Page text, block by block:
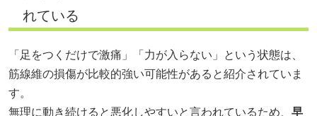
れている
「足をつくだけで激痛」「力が入らない」という状態は、
筋線維の損傷が比較的強い可能性があると紹介されていま
す。
無理に動き続けると悪化しやすいと言われているため、 早